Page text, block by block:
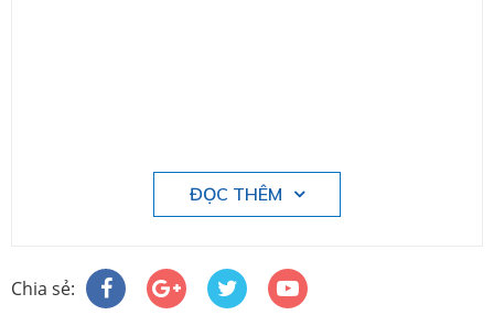
ĐỌC THÊM
Chia sẻ: